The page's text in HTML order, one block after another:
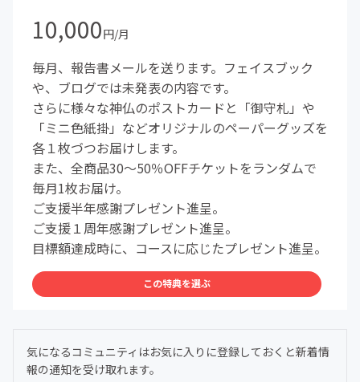
10,000円/月
毎月、報告書メールを送ります。フェイスブック
や、ブログでは未発表の内容です。
さらに様々な神仏のポストカードと「御守札」や
「ミニ色紙掛」などオリジナルのペーパーグッズを
各１枚づつお届けします。
また、全商品30〜50％OFFチケットをランダムで
毎月1枚お届け。
ご支援半年感謝プレゼント進呈。
ご支援１周年感謝プレゼント進呈。
目標額達成時に、コースに応じたプレゼント進呈。
この特典を選ぶ
気になるコミュニティはお気に入りに登録しておくと新着情
報の通知を受け取れます。